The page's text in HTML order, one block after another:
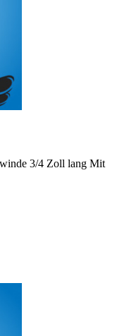
3/4 Zoll lang Mit